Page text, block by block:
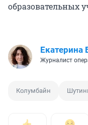
образовательных
Екатерина
Журналист
Колумбайн